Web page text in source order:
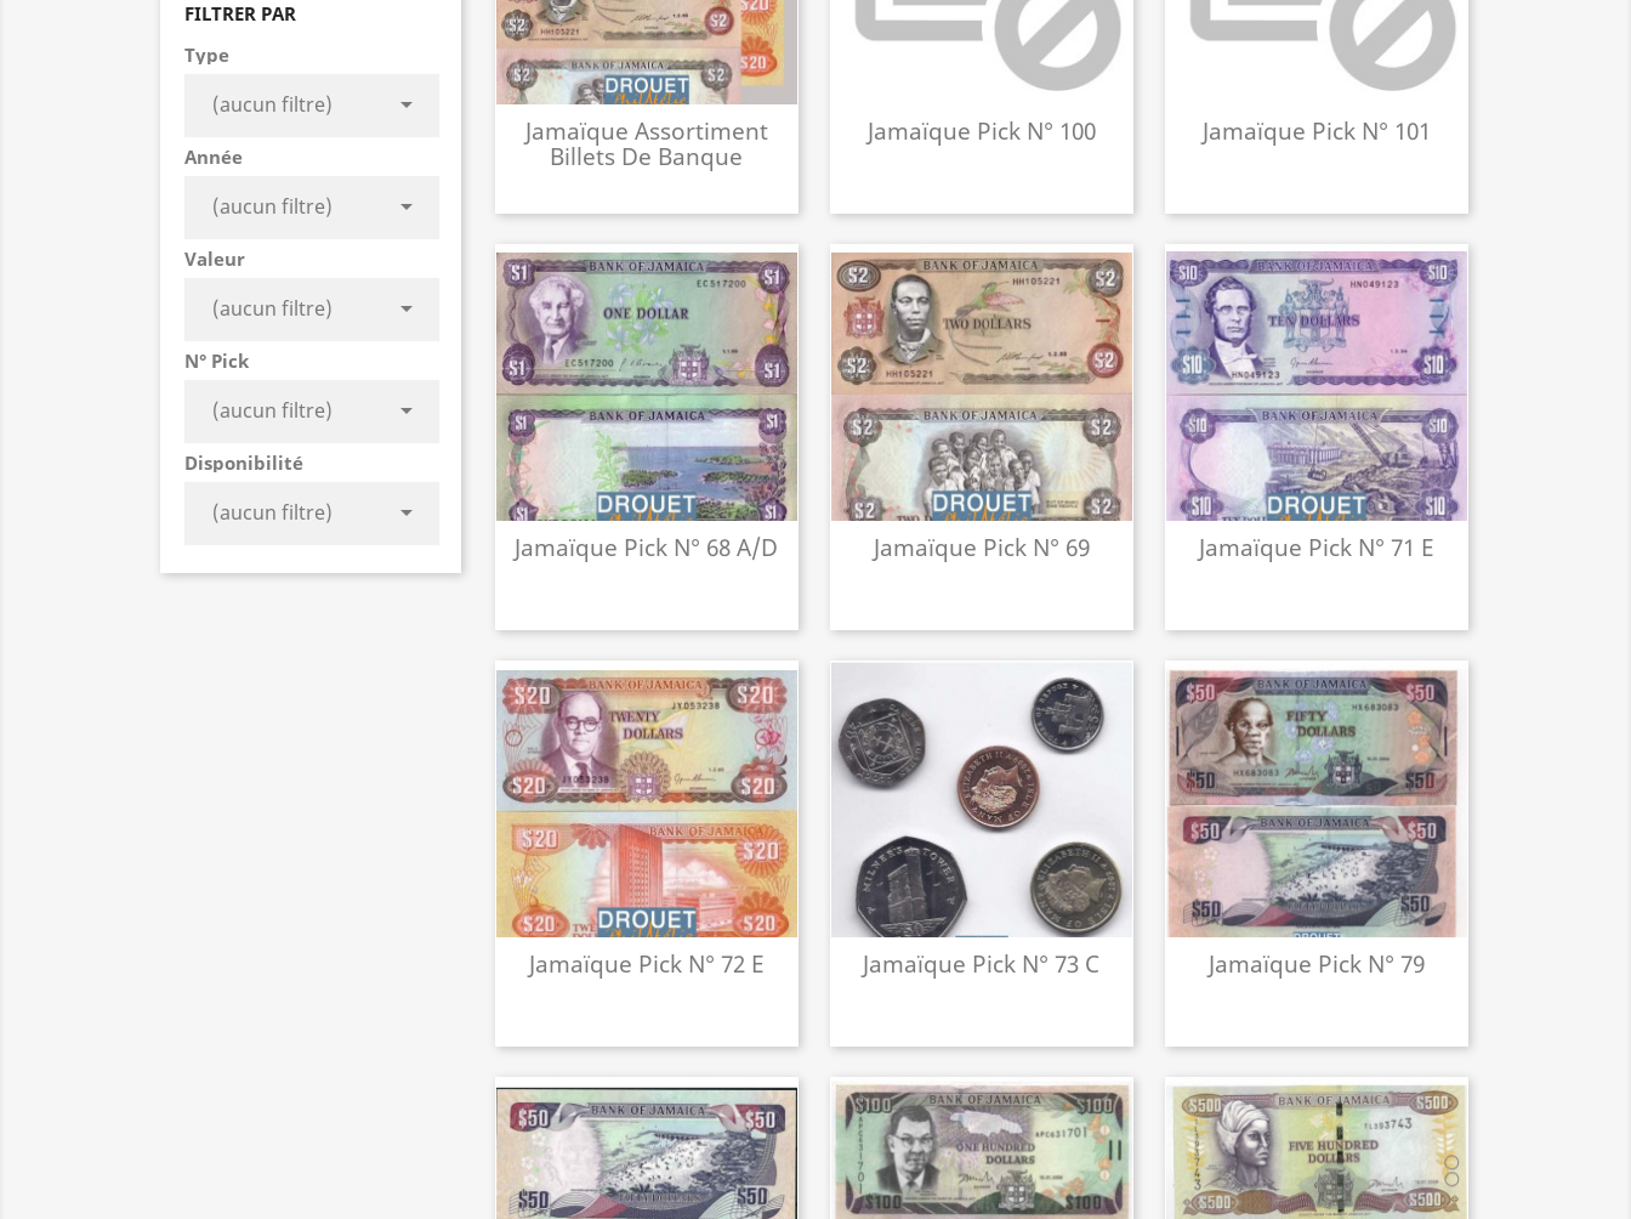
FILTRER PAR
Type
(aucun filtre) 
Année
(aucun filtre) 
Valeur
(aucun filtre) 
N° Pick
(aucun filtre) 
Disponibilité
(aucun filtre) 
Jamaïque Assortiment
Billets De Banque
Jamaïque Pick N° 100 Jamaïque Pick N° 101
Jamaïque Pick N° 68 A/d Jamaïque Pick N° 69 Jamaïque Pick N° 71 E
Jamaïque Pick N° 72 E Jamaïque Pick N° 73 C Jamaïque Pick N° 79